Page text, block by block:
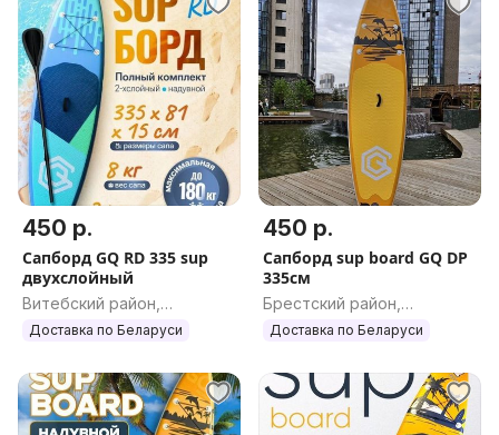
450 р.
Сапборд GQ RD 335 sup
двухслойный
Витебский район,
Витебская обл.
Доставка по Беларуси
450 р.
Сапборд sup board GQ DP
335см
Брестский район,
Брестская обл.
Доставка по Беларуси